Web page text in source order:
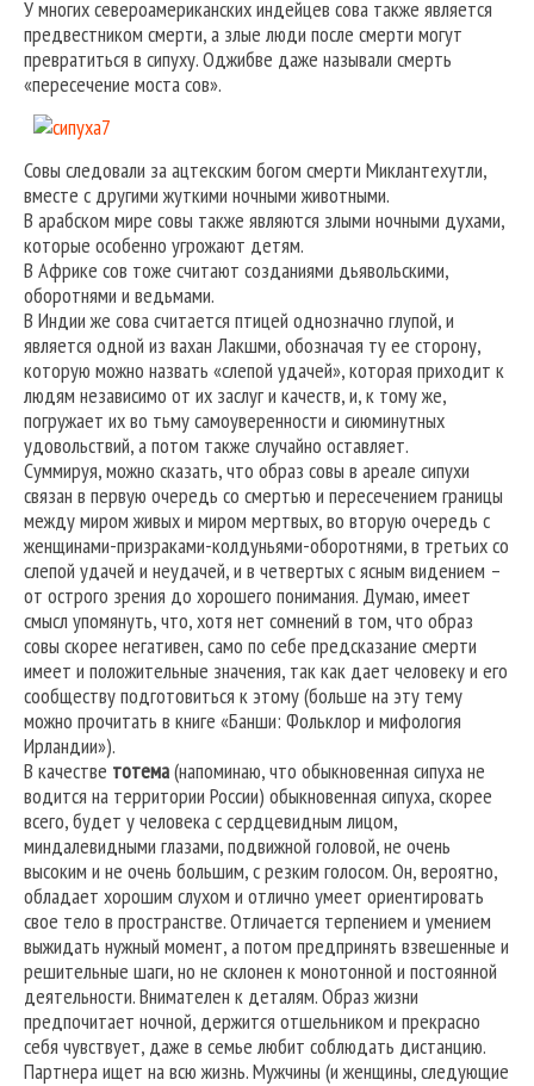
У многих североамериканских индейцев сова также является
предвестником смерти, а злые люди после смерти могут
превратиться в сипуху. Оджибве даже называли смерть
«пересечение моста сов».
Совы следовали за ацтекским богом смерти Миклантехутли,
вместе с другими жуткими ночными животными.
В арабском мире совы также являются злыми ночными духами,
которые особенно угрожают детям.
В Африке сов тоже считают созданиями дьявольскими,
оборотнями и ведьмами.
В Индии же сова считается птицей однозначно глупой, и
является одной из вахан Лакшми, обозначая ту ее сторону,
которую можно назвать «слепой удачей», которая приходит к
людям независимо от их заслуг и качеств, и, к тому же,
погружает их во тьму самоуверенности и сиюминутных
удовольствий, а потом также случайно оставляет.
Суммируя, можно сказать, что образ совы в ареале сипухи
связан в первую очередь со смертью и пересечением границы
между миром живых и миром мертвых, во вторую очередь с
женщинами-призраками-колдуньями-оборотнями, в третьих со
слепой удачей и неудачей, и в четвертых с ясным видением –
от острого зрения до хорошего понимания. Думаю, имеет
смысл упомянуть, что, хотя нет сомнений в том, что образ
совы скорее негативен, само по себе предсказание смерти
имеет и положительные значения, так как дает человеку и его
сообществу подготовиться к этому (больше на эту тему
можно прочитать в книге «Банши: Фольклор и мифология
Ирландии»).
В качестве тотема(напоминаю, что обыкновенная сипуха не
водится на территории России) обыкновенная сипуха, скорее
всего, будет у человека с сердцевидным лицом,
миндалевидными глазами, подвижной головой, не очень
высоким и не очень большим, с резким голосом. Он, вероятно,
обладает хорошим слухом и отлично умеет ориентировать
свое тело в пространстве. Отличается терпением и умением
выжидать нужный момент, а потом предпринять взвешенные и
решительные шаги, но не склонен к монотонной и постоянной
деятельности. Внимателен к деталям. Образ жизни
предпочитает ночной, держится отшельником и прекрасно
себя чувствует, даже в семье любит соблюдать дистанцию.
Партнера ищет на всю жизнь. Мужчины (и женщины, следующие